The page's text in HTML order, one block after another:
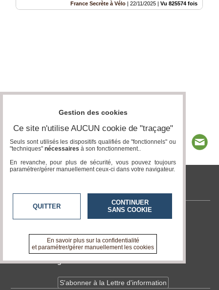
France Secrète à Vélo | 22/11/2025 | Vu 825574 fois
tvlocale.fr
Contactez-nous
A propos de tvlocale.fr
Devenir délégué
S'abonner à la Lettre d'information
Gestion des cookies
Ce site n'utilise AUCUN cookie de "traçage"
Seuls sont utilisés les dispositifs qualifiés de "fonctionnels" ou
"techniques" nécessaires à son fonctionnement..
En revanche, pour plus de sécurité, vous pouvez toujours
paramétrer/gérer manuellement ceux-ci dans votre navigateur.
QUITTER
CONTINUER
SANS COOKIE
En savoir plus sur la confidentialité
et paramétrer/gérer manuellement les cookies